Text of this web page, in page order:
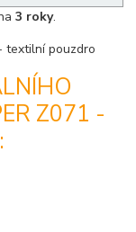
3 roky.
Z071 -